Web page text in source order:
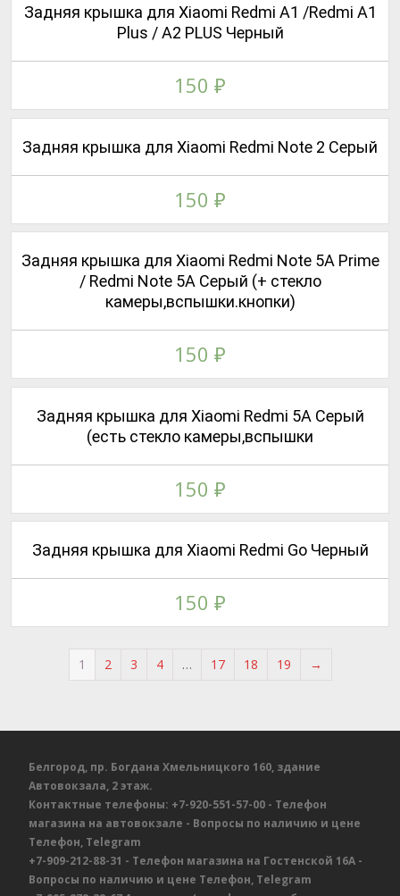
Задняя крышка для Xiaomi Redmi Go Черный
150 ₽
Задняя крышка для Xiaomi Redmi 5A Серый
(есть стекло камеры,вспышки
150 ₽
Задняя крышка для Xiaomi Redmi Note 5A Prime
/ Redmi Note 5A Серый (+ стекло
камеры,вспышки.кнопки)
150 ₽
Задняя крышка для Xiaomi Redmi Note 2 Серый
150 ₽
Задняя крышка для Xiaomi Redmi A1 /Redmi A1
Plus / A2 PLUS Черный
150 ₽
1 2 3 4 … 17 18 19 →
Белгород, пр. Богдана Хмельницкого 160, здание
Автовокзала, 2 этаж.
Контактные телефоны: +7-920-551-57-00 - Телефон
магазина на автовокзале - Вопросы по наличию и цене
Телефон, Telegram
+7-909-212-88-31 - Телефон магазина на Гостенской 16А -
Вопросы по наличию и цене Телефон, Telegram